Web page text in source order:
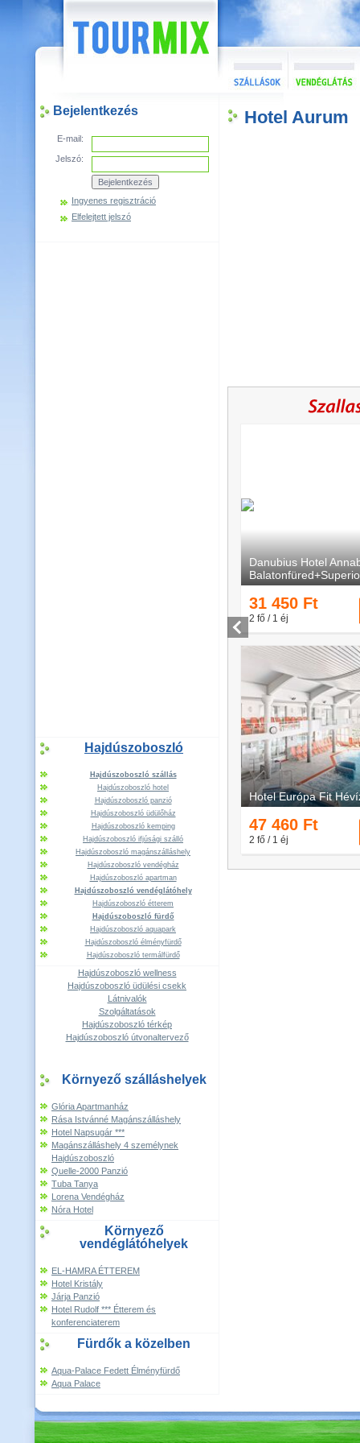
Bejelentkezés
E-mail:
Jelszó:
Ingyenes regisztráció
Elfelejtett jelszó
Hajdúszoboszló
Hajdúszoboszló szállás
Hajdúszoboszló hotel
Hajdúszoboszló panzió
Hajdúszoboszló üdülőház
Hajdúszoboszló kemping
Hajdúszoboszló ifjúsági szálló
Hajdúszoboszló magánszálláshely
Hajdúszoboszló vendégház
Hajdúszoboszló apartman
Hajdúszoboszló vendéglátóhely
Hajdúszoboszló étterem
Hajdúszoboszló fürdő
Hajdúszoboszló aquapark
Hajdúszoboszló élményfürdő
Hajdúszoboszló termálfürdő
Hajdúszoboszló wellness
Hajdúszoboszló üdülési csekk
Látnivalók
Szolgáltatások
Hajdúszoboszló térkép
Hajdúszoboszló útvonaltervező
Környező szálláshelyek
Glória Apartmanház
Rása Istvánné Magánszálláshely
Hotel Napsugár ***
Magánszálláshely 4 személynek
Hajdúszoboszló
Quelle-2000 Panzió
Tuba Tanya
Lorena Vendégház
Nóra Hotel
Környező
vendéglátóhelyek
EL-HAMRA ÉTTEREM
Hotel Kristály
Járja Panzió
Hotel Rudolf *** Étterem és
konferenciaterem
Fürdők a közelben
Aqua-Palace Fedett Élményfürdő
Aqua Palace
Hotel Aurum